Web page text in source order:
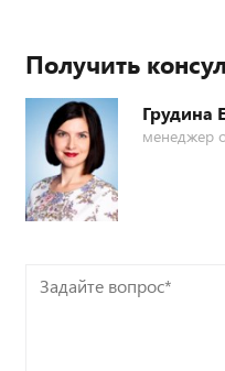
Получить
Грудина
менеджер
Задайте
вопрос*